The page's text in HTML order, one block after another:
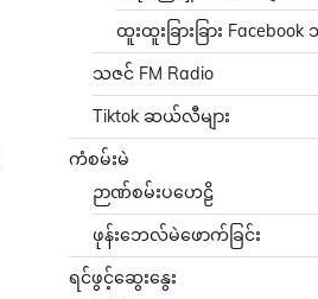
ထူးထူးခြားခြား Facebook
သဇင် FM Radio
Tiktok ဆယ်လီများ
ကံစမ်းမဲ
ဉာဏ်စမ်းပဟေဠိ
ဖုန်းဘေလ်မဲဖောက်ခြင်း
ရင်ဖွင့်ဆွေးနွေး